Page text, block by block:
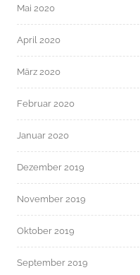
Mai 2020
April 2020
März 2020
Februar 2020
Januar 2020
Dezember 2019
November 2019
Oktober 2019
September 2019